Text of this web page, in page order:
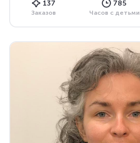
137
Заказов
785
Часов с детьми